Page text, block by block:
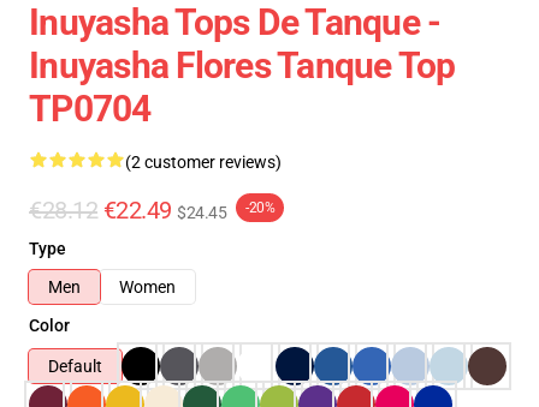
Inuyasha Tops De Tanque -
Inuyasha Flores Tanque Top
TP0704
(2 customer reviews)
€28.12 €22.49 $24.45 -20%
Type
Men
Women
Color
Default